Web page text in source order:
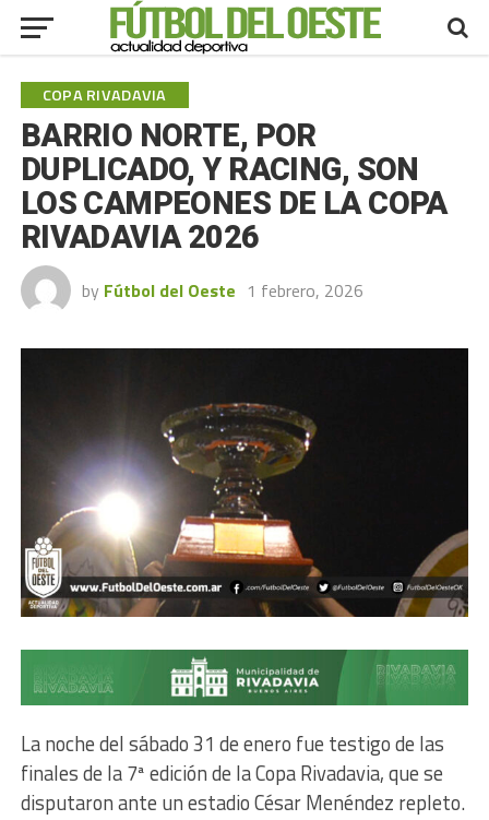
COPA RIVADAVIA
BARRIO NORTE, POR
DUPLICADO, Y RACING, SON
LOS CAMPEONES DE LA COPA
RIVADAVIA 2026
by Fútbol del Oeste 1 febrero, 2026
La noche del sábado 31 de enero fue testigo de las
finales de la 7ª edición de la Copa Rivadavia, que se
disputaron ante un estadio César Menéndez repleto.